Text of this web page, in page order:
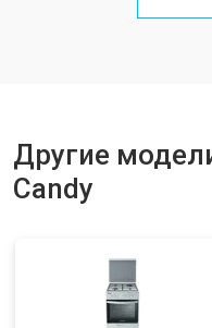
Ремонт чугунной конфорки
Другие
Candy